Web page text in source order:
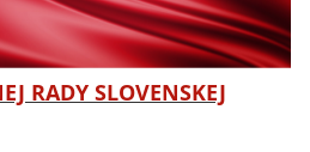
RADY SLOVENSKEJ